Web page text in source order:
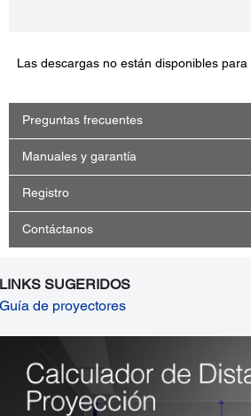
Las descargas no están disponibles para
Preguntas frecuentes
Manuales y garantía
Registro
Contáctanos
LINKS SUGERIDOS
Guía de proyectores